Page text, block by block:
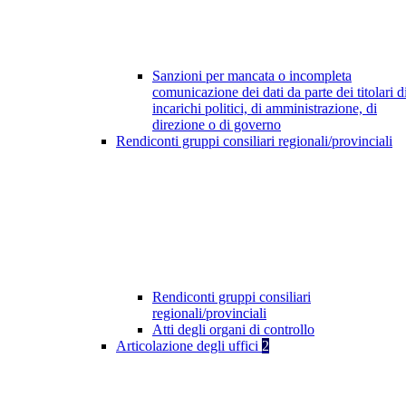
Sanzioni per mancata o incompleta
comunicazione dei dati da parte dei titolari
incarichi politici, di amministrazione, di
direzione o di governo
Rendiconti gruppi consiliari regionali/provinciali
Rendiconti gruppi consiliari
regionali/provinciali
Atti degli organi di controllo
Articolazione degli uffici 2